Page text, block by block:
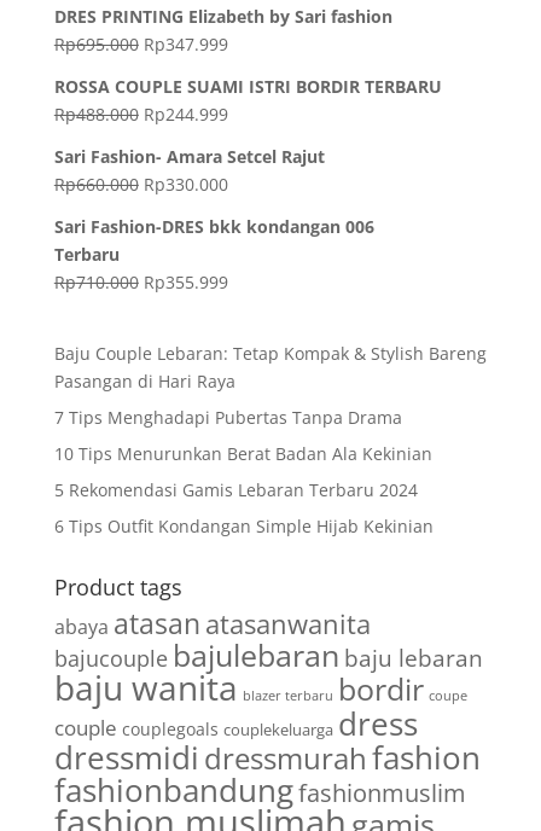
DRES PRINTING Elizabeth by Sari fashion
Rp695.000 Rp347.999
ROSSA COUPLE SUAMI ISTRI BORDIR TERBARU
Rp488.000 Rp244.999
Sari Fashion- Amara Setcel Rajut
Rp660.000 Rp330.000
Sari Fashion-DRES bkk kondangan 006
Terbaru
Rp710.000 Rp355.999
Baju Couple Lebaran: Tetap Kompak & Stylish Bareng
Pasangan di Hari Raya
7 Tips Menghadapi Pubertas Tanpa Drama
10 Tips Menurunkan Berat Badan Ala Kekinian
5 Rekomendasi Gamis Lebaran Terbaru 2024
6 Tips Outfit Kondangan Simple Hijab Kekinian
Product tags
abaya atasan atasanwanita
bajucouple bajulebaran baju lebaran
baju wanita blazer terbaru bordir coupe
couple couplegoals couplekeluarga dress
dressmidi dressmurahfashion
fashionbandungfashionmuslim